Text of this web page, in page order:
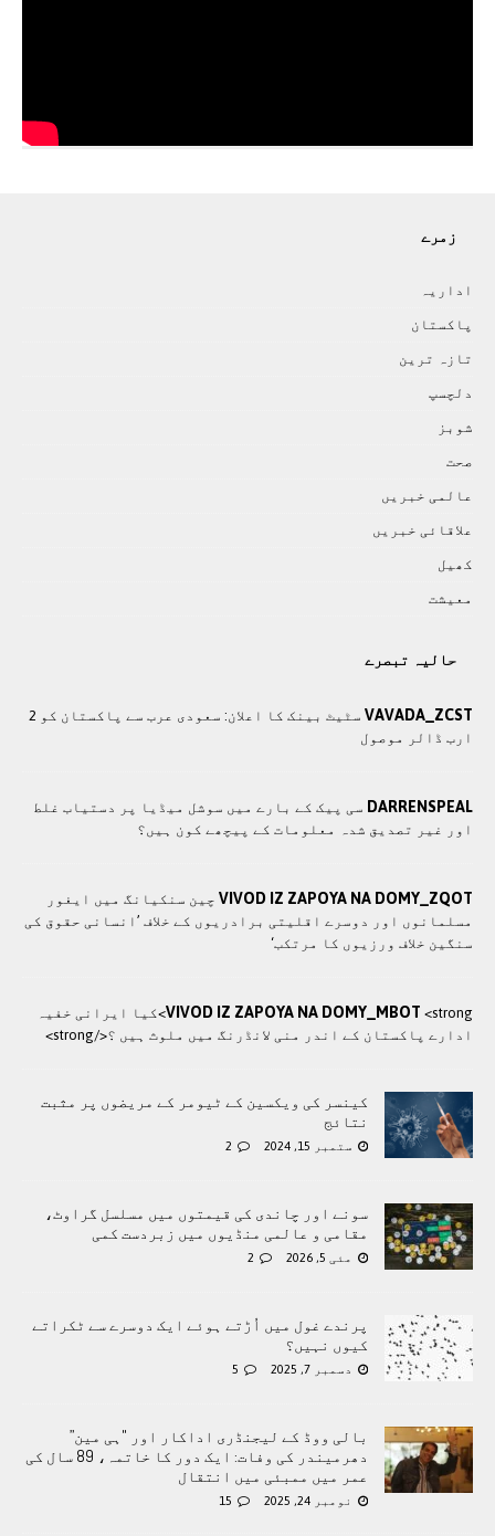
زمرے
اداريہ
پاکستان
تازہ ترين
دلچسپ
شوبز
صحت
عالمی خبريں
علاقائی خبريں
کھيل
معيشت
حالیہ تبصرے
VAVADA_ZCST
سٹیٹ بینک کا اعلان: سعودی عرب سے پاکستان کو 2
ارب ڈالر موصول
DARRENSPEAL سی پیک کے بارے میں سوشل میڈیا پر دستیاب غلط
اور غیر تصدیق شدہ معلومات کے پیچھے کون ہیں؟
VIVOD IZ ZAPOYA NA DOMY_ZQOT چین سنکیانگ میں ایغور
مسلمانوں اور دوسرے اقلیتی برادريوں کے خلاف ’انسانی حقوق کی
سنگین خلاف ورزیوں کا مرتکب‘
VIVOD IZ ZAPOYA NA DOMY_MBOT<strong>کيا ایرانی خفيہ
ادارے پاکستان کے اندر منی لانڈرنگ ميں ملوث ہيں ؟</strong>
کینسر کی ویکسین کے ٹیومر کے مریضوں پر مثبت
نتائج
ستمبر 15, 2024 2
سونے اور چاندی کی قیمتوں میں مسلسل گراوٹ،
مقامی و عالمی منڈیوں میں زبردست کمی
مئی 5, 2026 2
پرندے غول میں اُڑتے ہوئے ایک دوسرے سے ٹکراتے
کیوں نہیں؟
دسمبر 7, 2025 5
بالی ووڈ کے لیجنڈری اداکار اور "ہی مین”
دھرمیندر کی وفات: ایک دور کا خاتمہ، 89 سال کی
عمر میں ممبئی میں انتقال
نومبر 24, 2025 15